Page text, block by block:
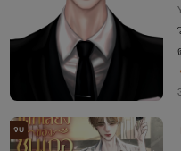
จบ